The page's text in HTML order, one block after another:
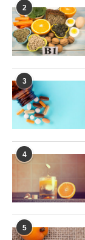
2
3
4
5